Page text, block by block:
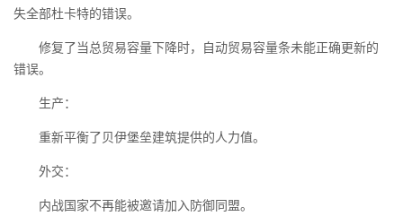
失全部杜卡特的错误。
修复了当总贸易容量下降时，自动贸易容量条未能正确更新的
错误。
生产：
重新平衡了贝伊堡垒建筑提供的人力值。
外交：
内战国家不再能被邀请加入防御同盟。